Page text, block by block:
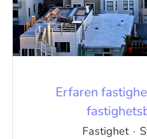
Erfaren
Fastighet ·